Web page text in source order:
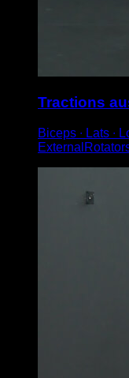
Tractions
Biceps ∙ Lats ∙